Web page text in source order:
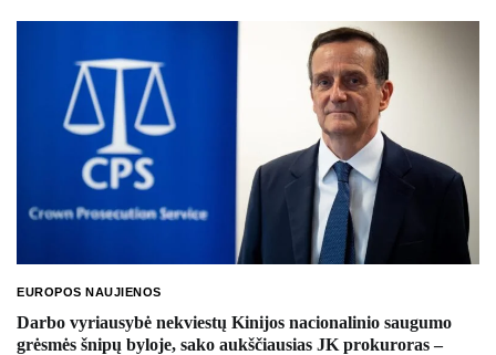
EUROPOS NAUJIENOS
Darbo vyriausybė nekviestų Kinijos nacionalinio saugumo
grėsmės šnipų byloje, sako aukščiausias JK prokuroras –